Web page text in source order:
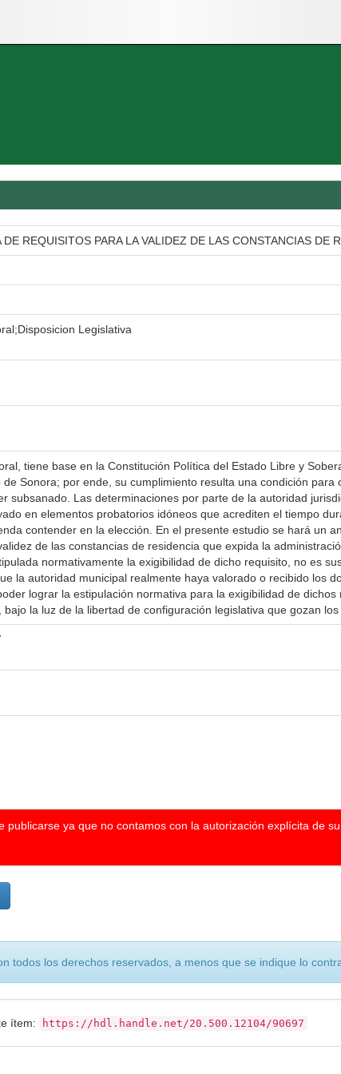
REQUISITOS PARA LA VALIDEZ DE LAS CONSTANCIAS DE
Legislativa
tiene base en la Constitución Política del Estado Libre y
Sonora; por ende, su cumplimiento resulta una condición
subsanado. Las determinaciones por parte de la autoridad
en elementos probatorios idóneos que acrediten el tiempo
contender en la elección. En el presente estudio se hará un
de las constancias de residencia que expida la
normativamente la exigibilidad de dicho requisito, no es
la autoridad municipal realmente haya valorado o recibido los
lograr la estipulación normativa para la exigibilidad de
la luz de la libertad de configuración legislativa que gozan
ya que no contamos con la autorización explícita de
todos los derechos reservados, a menos que se indique lo
ítem: https://hdl.handle.net/20.500.12104/90697